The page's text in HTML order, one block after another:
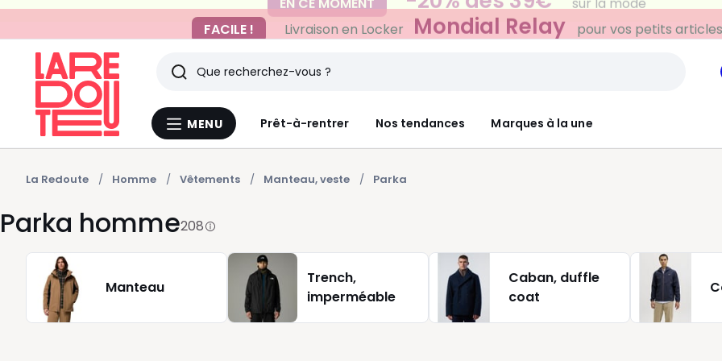
FACILE !
Livraison en Locker Mondial Relay pour vos petits articles
Menu
MENU Prêt-à-rentrer Nos tendances Marques à la une
Rechercher
Derniers
articles
vus
La Redoute Homme Vêtements Manteau, veste Parka
Parka homme208
Manteau
Trench,
imperméable
Caban, duffle
coat